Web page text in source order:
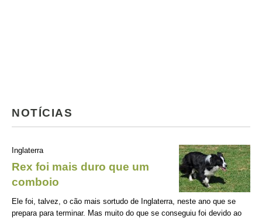
NOTÍCIAS
Inglaterra
Rex foi mais duro que um
comboio
Ele foi, talvez, o cão mais sortudo de Inglaterra, neste ano que se
prepara para terminar. Mas muito do que se conseguiu foi devido ao